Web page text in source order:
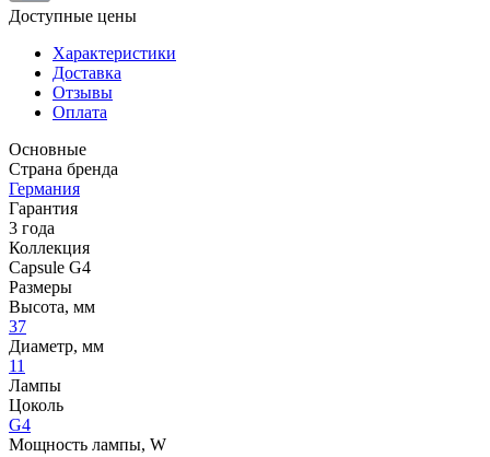
Доступные цены
Характеристики
Доставка
Отзывы
Оплата
Основные
Страна бренда
Германия
Гарантия
3 года
Коллекция
Capsule G4
Размеры
Высота, мм
37
Диаметр, мм
11
Лампы
Цоколь
G4
Мощность лампы, W